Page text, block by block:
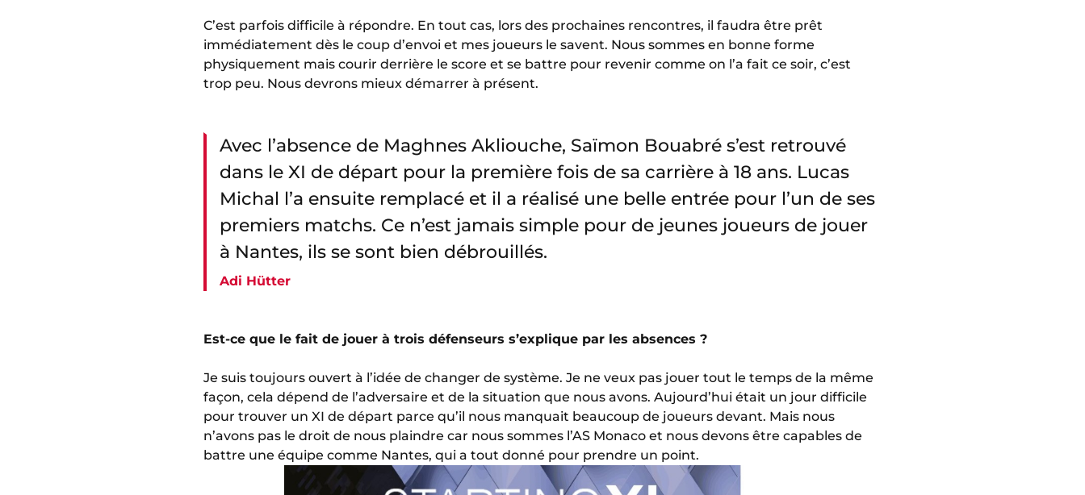
C’est parfois difficile à répondre. En tout cas, lors des prochaines rencontres, il faudra être prêt
immédiatement dès le coup d’envoi et mes joueurs le savent. Nous sommes en bonne forme
physiquement mais courir derrière le score et se battre pour revenir comme on l’a fait ce soir, c’est
trop peu. Nous devrons mieux démarrer à présent.
Avec l’absence de Maghnes Akliouche, Saïmon Bouabré s’est retrouvé
dans le XI de départ pour la première fois de sa carrière à 18 ans. Lucas
Michal l’a ensuite remplacé et il a réalisé une belle entrée pour l’un de ses
premiers matchs. Ce n’est jamais simple pour de jeunes joueurs de jouer
à Nantes, ils se sont bien débrouillés.
Adi Hütter
Est-ce que le fait de jouer à trois défenseurs s’explique par les absences ?
Je suis toujours ouvert à l’idée de changer de système. Je ne veux pas jouer tout le temps de la même
façon, cela dépend de l’adversaire et de la situation que nous avons. Aujourd’hui était un jour difficile
pour trouver un XI de départ parce qu’il nous manquait beaucoup de joueurs devant. Mais nous
n’avons pas le droit de nous plaindre car nous sommes l’AS Monaco et nous devons être capables de
battre une équipe comme Nantes, qui a tout donné pour prendre un point.